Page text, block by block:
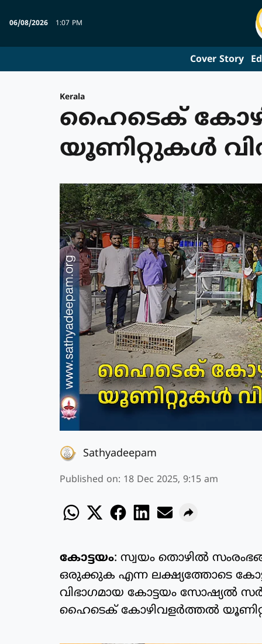
06/08/2026 1:07 PM
Cover Story
Kerala
ഹൈടെക്
യൂണിറ്റുകള്‍
Sathyadeepam
Published on: 18 Dec 2025, 9:15 am
കോട്ടയം: സ്വയം തൊഴില്‍
ഒരുക്കുക എന്ന ലക്ഷ്യത്തോടെ
വിഭാഗമായ കോട്ടയം സോഷ്യല്‍
ഹൈടെക് കോഴിവളര്‍ത്തല്‍